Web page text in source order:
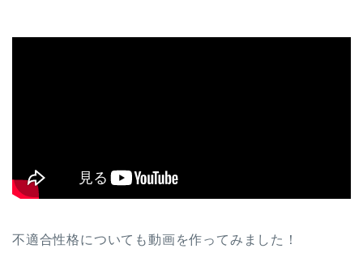
不適合性格についても動画を作ってみました！